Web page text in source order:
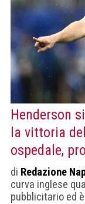
Henderson
la vittoria
ospedale,
di Redazione
curva inglese
pubblicitario ed